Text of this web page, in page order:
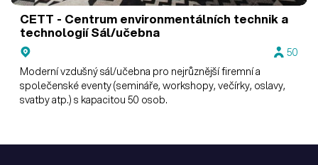
CETT - Centrum environmentálních technik a
technologiíSál/učebna
50
Moderní vzdušný sál/učebna pro nejrůznější firemní a
společenské eventy (semináře, workshopy, večírky, oslavy,
svatby atp.) s kapacitou 50 osob.